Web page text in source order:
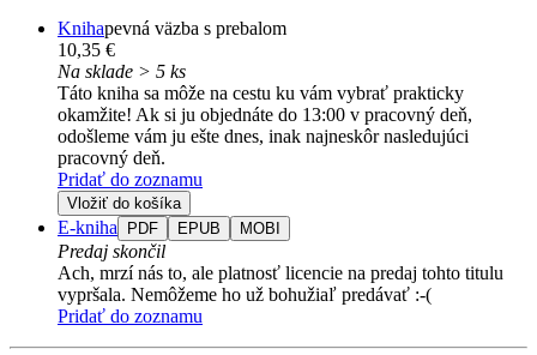
Knihapevná väzba s prebalom
10,35 €
Na sklade > 5 ks
Táto kniha sa môže na cestu ku vám vybrať prakticky
okamžite! Ak si ju objednáte do 13:00 v pracovný deň,
odošleme vám ju ešte dnes, inak najneskôr nasledujúci
pracovný deň.
Pridať do zoznamu
Vložiť do košíka
E-kniha PDF EPUB MOBI
Predaj skončil
Ach, mrzí nás to, ale platnosť licencie na predaj tohto titulu
vypršala. Nemôžeme ho už bohužiaľ predávať :-(
Pridať do zoznamu